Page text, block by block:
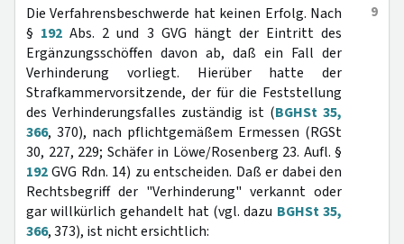
9
Die Verfahrensbeschwerde hat keinen Erfolg. Nach
§ 192 Abs. 2 und 3 GVG hängt der Eintritt des
Ergänzungsschöffen davon ab, daß ein Fall der
Verhinderung vorliegt. Hierüber hatte der
Strafkammervorsitzende, der für die Feststellung
des Verhinderungsfalles zuständig ist (BGHSt 35,
366, 370), nach pflichtgemäßem Ermessen (RGSt
30, 227, 229; Schäfer in Löwe/Rosenberg 23. Aufl. §
192GVG Rdn. 14) zu entscheiden. Daß er dabei den
Rechtsbegriff der "Verhinderung" verkannt oder
gar willkürlich gehandelt hat (vgl. dazu BGHSt 35,
366, 373), ist nicht ersichtlich: